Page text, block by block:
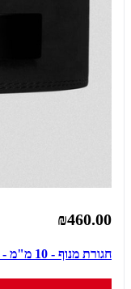
₪460.00
חגורת מנוף - 10 מ"מ - Gymreapers